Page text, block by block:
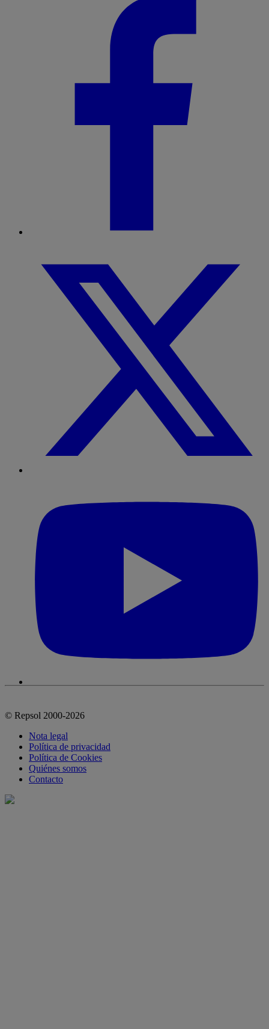
© Repsol 2000-2026
Nota legal
Política de privacidad
Política de Cookies
Quiénes somos
Contacto